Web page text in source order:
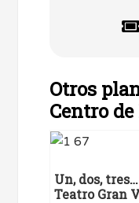
Otros
Centro
Un, dos,
Teatro Gran